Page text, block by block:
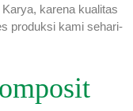
karena kualitas
produksi kami sehari-